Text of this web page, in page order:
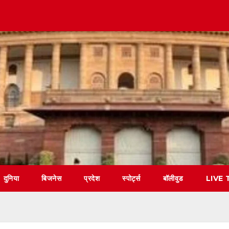
दुनिया बिजनेस प्रदेश स्पोर्ट्स बॉलीवुड LIVE